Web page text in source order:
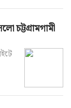
চট্টগ্রামগামী